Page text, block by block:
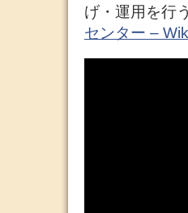
げ・運用を行
センター –